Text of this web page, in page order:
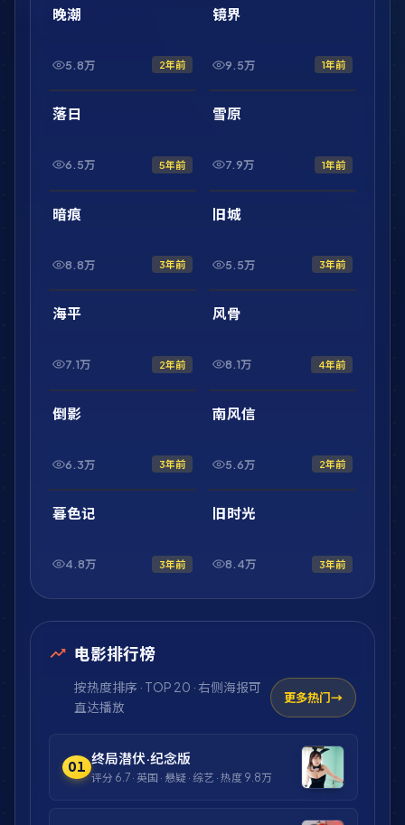
最新
晚潮
5.8万 2年前
最新
镜界
9.5万 1年前
最新
2:20:31
落日
6.5万 5年前
最新
1:56:54
雪原
7.9万 1年前
最新
1:46:43
暗痕
8.8万 3年前
最新
42:32
旧城
5.5万 3年前
最新
1:44:50
海平
7.1万 2年前
最新
2:17:08
风骨
8.1万 4年前
最新
1:33:17
倒影
6.3万 3年前
最新
1:46:33
南风信
5.6万 2年前
最新
1:58:23
暮色记
4.8万 3年前
最新
1:53:36
旧时光
8.4万 3年前
电影排行榜
按热度排序 · TOP 20 · 右侧海报可
直达播放
更多热门
01
终局潜伏·纪念版
评分 6.7 · 英国 · 悬疑 · 综艺 · 热度 9.8万